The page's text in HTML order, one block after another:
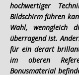
hochwertiger
Bildschirm führen
Wahl, wenngleich
überragend ist.
für ein derart
im oberen
Bonusmaterial